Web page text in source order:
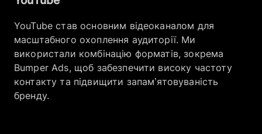
YouTube став основним відеоканалом для
масштабного охоплення аудиторії. Ми
використали комбінацію форматів, зокрема
Bumper Ads, щоб забезпечити високу частоту
контакту та підвищити запам’ятовуваність
бренду.